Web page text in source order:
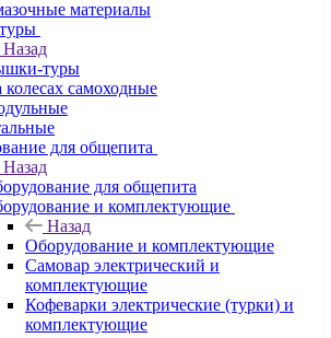
материалы
Назад
туры
колесах самоходные
для общепита
Назад
для общепита
и комплектующие
Назад
Оборудование и комплектующие
Самовар электрический и
комплектующие
Кофеварки электрические (турки) и
комплектующие